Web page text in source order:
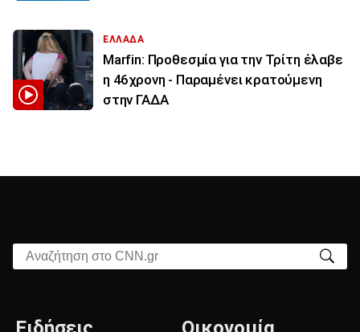
ΕΛΛΑΔΑ
Marfin: Προθεσμία για την Τρίτη έλαβε
η 46χρονη - Παραμένει κρατούμενη
στην ΓΑΔΑ
Αναζήτηση στο CNN.gr